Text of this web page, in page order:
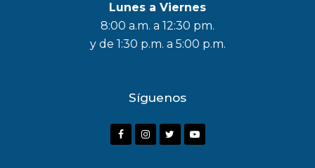
Lunes a Viernes
8:00 a.m. a 12:30 pm.
y de 1:30 p.m. a 5:00 p.m.
Síguenos
F
I
Y